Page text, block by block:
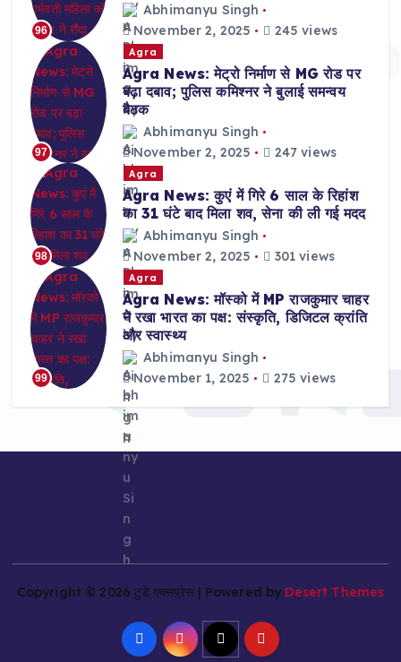
96
Abhimanyu Singh
November 2, 2025
245 views
97
Agra
Agra News: मेट्रो निर्माण से MG रोड पर
बढ़ा दबाव; पुलिस कमिश्नर ने बुलाई समन्वय
बैठक
Abhimanyu Singh
November 2, 2025
247 views
98
Agra
Agra News: कुएं में गिरे 6 साल के रिहांश
का 31 घंटे बाद मिला शव, सेना की ली गई मदद
Abhimanyu Singh
November 2, 2025
301 views
99
Agra
Agra News: मॉस्को में MP राजकुमार चाहर
ने रखा भारत का पक्ष: संस्कृति, डिजिटल क्रांति
और स्वास्थ्य
Abhimanyu Singh
November 1, 2025
275 views
Copyright © 2026 टुडे एक्सप्रेस | Powered by Desert Themes